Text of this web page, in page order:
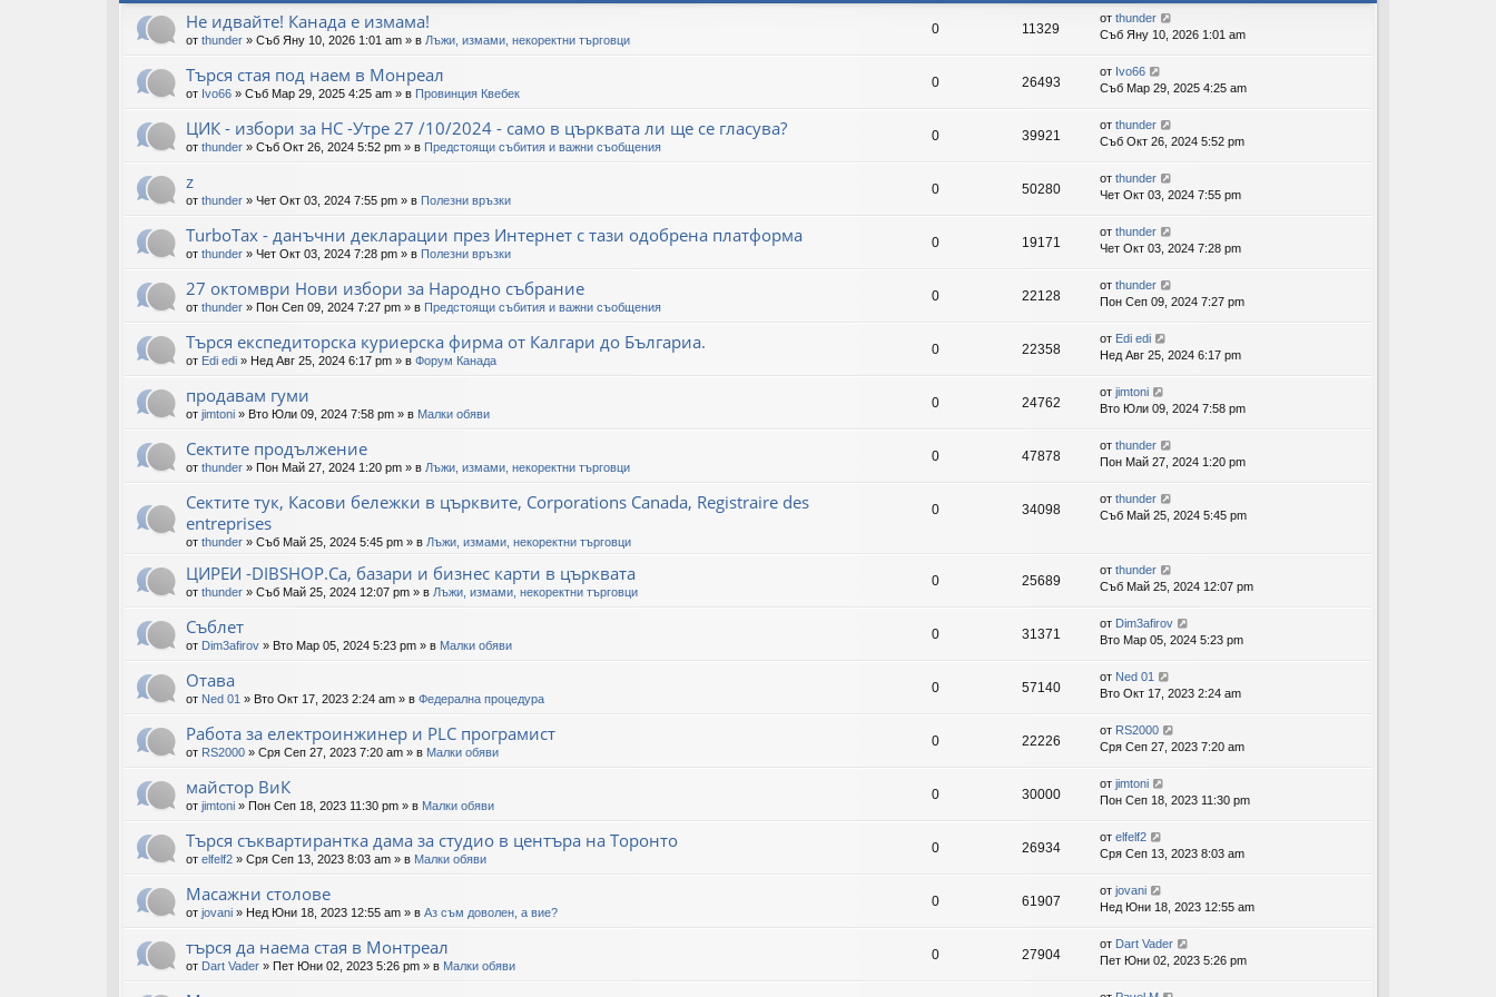
ов
ор
и
Не идвайте! Канада е измама!
от thunder » Съб Яну 10, 2026 1:01 am » в Лъжи, измами, некоректни търговци
0 11329
от thunder
Съб Яну 10, 2026 1:01 am
Търся стая под наем в Монреал
от Ivo66 » Съб Мар 29, 2025 4:25 am » в Провинция Квебек
0 26493
от Ivo66
Съб Мар 29, 2025 4:25 am
ЦИК - избори за НС -Утре 27 /10/2024 - само в църквата ли ще се гласува?
от thunder » Съб Окт 26, 2024 5:52 pm » в Предстоящи събития и важни съобщения
0 39921
от thunder
Съб Окт 26, 2024 5:52 pm
z
от thunder » Чет Окт 03, 2024 7:55 pm » в Полезни връзки
0 50280
от thunder
Чет Окт 03, 2024 7:55 pm
TurboTax - данъчни декларации през Интернет с тази одобрена платформа
от thunder » Чет Окт 03, 2024 7:28 pm » в Полезни връзки
0 19171
от thunder
Чет Окт 03, 2024 7:28 pm
27 октомври Нови избори за Народно събрание
от thunder » Пон Сеп 09, 2024 7:27 pm » в Предстоящи събития и важни съобщения
0 22128
от thunder
Пон Сеп 09, 2024 7:27 pm
Търся експедиторска куриерска фирма от Калгари до Българиа.
от Edi edi » Нед Авг 25, 2024 6:17 pm » в Форум Канада
0 22358
от Edi edi
Нед Авг 25, 2024 6:17 pm
продавам гуми
от jimtoni » Вто Юли 09, 2024 7:58 pm » в Малки обяви
0 24762
от jimtoni
Вто Юли 09, 2024 7:58 pm
Сектите продължение
от thunder » Пон Май 27, 2024 1:20 pm » в Лъжи, измами, некоректни търговци
0 47878
от thunder
Пон Май 27, 2024 1:20 pm
Сектите тук, Касови бележки в църквите, Corporations Canada, Registraire des
entreprises
от thunder » Съб Май 25, 2024 5:45 pm » в Лъжи, измами, некоректни търговци
0 34098
от thunder
Съб Май 25, 2024 5:45 pm
ЦИРЕИ -DIBSHOP.Ca, базари и бизнес карти в църквата
от thunder » Съб Май 25, 2024 12:07 pm » в Лъжи, измами, некоректни търговци
0 25689
от thunder
Съб Май 25, 2024 12:07 pm
Съблет
от Dim3afirov » Вто Мар 05, 2024 5:23 pm » в Малки обяви
0 31371
от Dim3afirov
Вто Мар 05, 2024 5:23 pm
Отава
от Ned 01 » Вто Окт 17, 2023 2:24 am » в Федерална процедура
0 57140
от Ned 01
Вто Окт 17, 2023 2:24 am
Работа за електроинжинер и PLC програмист
от RS2000 » Сря Сеп 27, 2023 7:20 am » в Малки обяви
0 22226
от RS2000
Сря Сеп 27, 2023 7:20 am
майстор ВиК
от jimtoni » Пон Сеп 18, 2023 11:30 pm » в Малки обяви
0 30000
от jimtoni
Пон Сеп 18, 2023 11:30 pm
Търся съквартирантка дама за студио в центъра на Торонто
от elfelf2 » Сря Сеп 13, 2023 8:03 am » в Малки обяви
0 26934
от elfelf2
Сря Сеп 13, 2023 8:03 am
Масажни столове
от jovani » Нед Юни 18, 2023 12:55 am » в Аз съм доволен, а вие?
0 61907
от jovani
Нед Юни 18, 2023 12:55 am
търся да наема стая в Монтреал
от Dart Vader » Пет Юни 02, 2023 5:26 pm » в Малки обяви
0 27904
от Dart Vader
Пет Юни 02, 2023 5:26 pm